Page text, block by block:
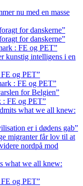
nu med en masse
for danskerne”
for danskerne”
: FE og PET”
kunstig intelligens i en
og PET”
: FE og PET”
for Belgien”
: FE og PET”
what we all knew:
er i dødens gab”
migranter får lov til at
nordpå mod
what we all knew:
og PET”